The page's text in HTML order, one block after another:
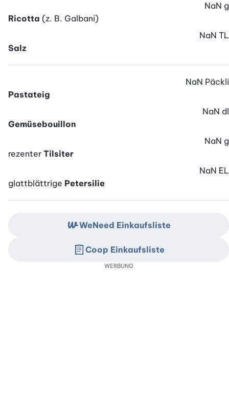
Ricotta (z. B. Galbani)
NaN g
Salz
NaN TL
Pastateig
NaN Päckli
Gemüsebouillon
NaN dl
rezenter Tilsiter
NaN g
glattblättrige Petersilie
NaN EL
WeNeed Einkaufsliste
Coop Einkaufsliste
WERBUNG